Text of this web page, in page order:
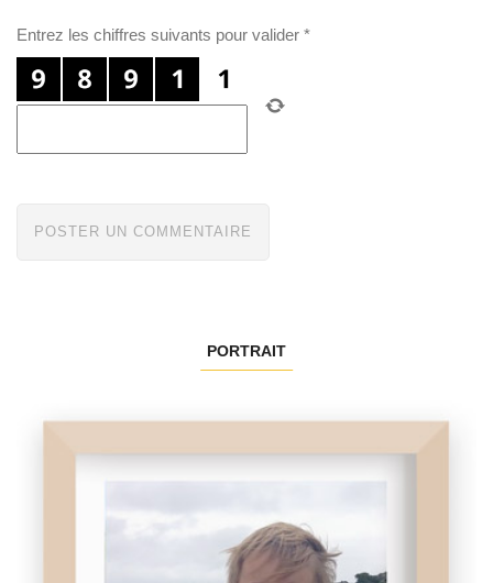
Entrez les chiffres suivants pour valider *
PORTRAIT